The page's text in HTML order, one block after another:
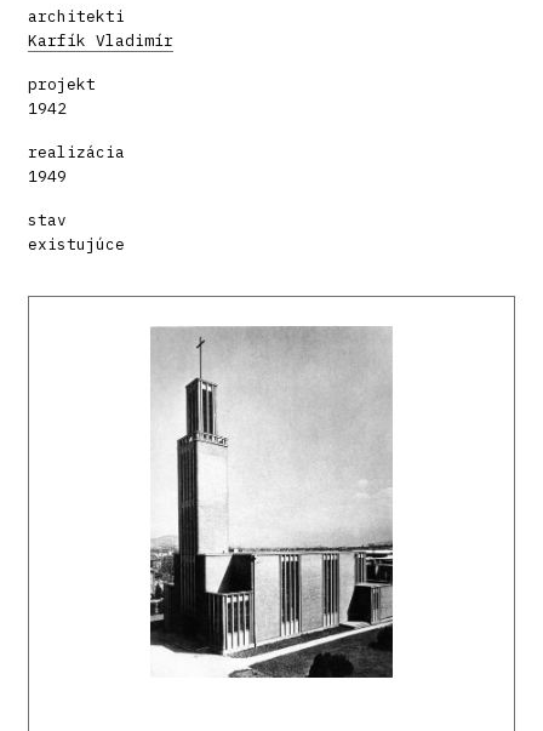
architekti
Karfík Vladimír
projekt
1942
realizácia
1949
stav
existujúce